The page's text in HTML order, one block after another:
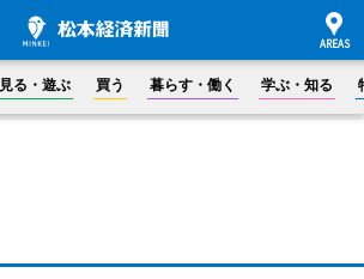
見る・遊ぶ 買う 暮らす・働く 学ぶ・知る